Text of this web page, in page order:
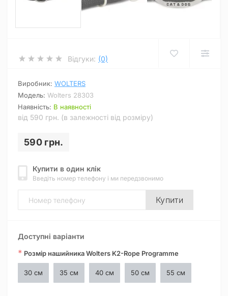
Відгуки: (0)
Виробник: WOLTERS
Модель: Wolters 28303
Наявність: В наявності
від 590 грн. (в залежності від розміру)
590 грн.
Купити в один клік
Введіть номер телефону і ми передзвонимо
Купити
Доступні варіанти
* Розмір нашийника Wolters K2-Rope Programme
30 см 35 см 40 см 50 см 55 см